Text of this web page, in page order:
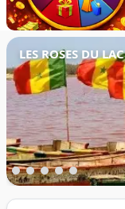
LES ROSES DU LAC